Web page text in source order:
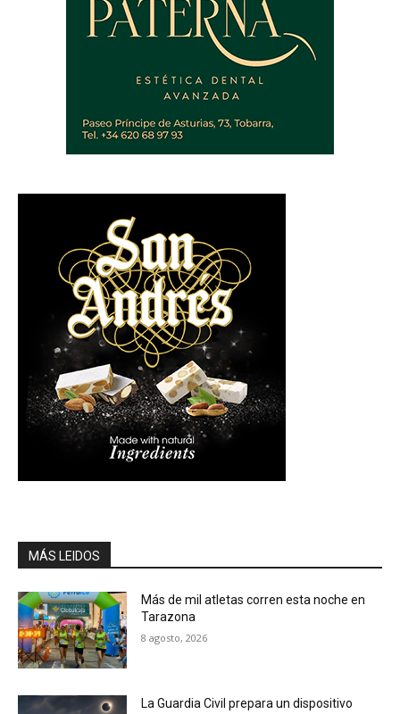
MÁS LEIDOS
Más de mil atletas corren esta noche en
Tarazona
8 agosto, 2026
La Guardia Civil prepara un dispositivo